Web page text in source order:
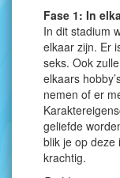
Fase 1: In
In dit stadium
elkaar zijn. Er
seks. Ook
elkaars
nemen of er
geliefde
blik je op deze
krachtig.